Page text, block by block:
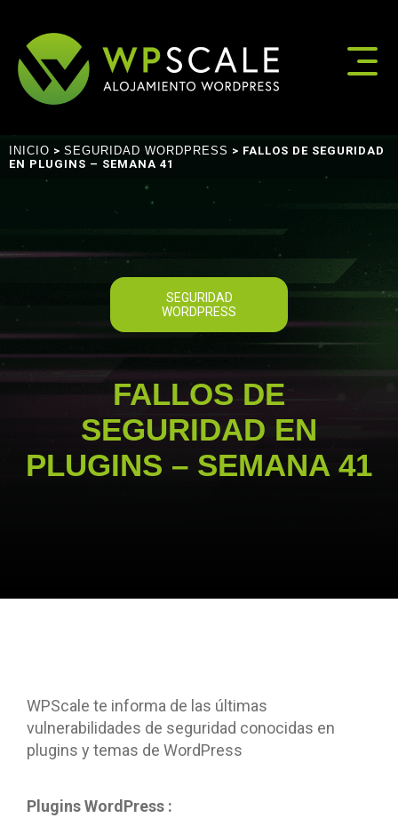
INICIO > SEGURIDAD WORDPRESS > FALLOS DE SEGURIDAD
EN PLUGINS – SEMANA 41
SEGURIDAD
WORDPRESS
FALLOS DE
SEGURIDAD EN
PLUGINS – SEMANA 41
WPScale te informa de las últimas
vulnerabilidades de seguridad conocidas en
plugins y temas de WordPress
Plugins WordPress :